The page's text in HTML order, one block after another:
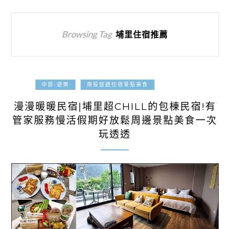
Browsing Tag 埔里住宿推薦
中部-遊樂 南投旅遊住宿景點美食
漫漫暖暖民宿|埔里超CHILL的包棟民宿!有
管家服務慢活假期好放鬆周邊景點美食一次
玩透透